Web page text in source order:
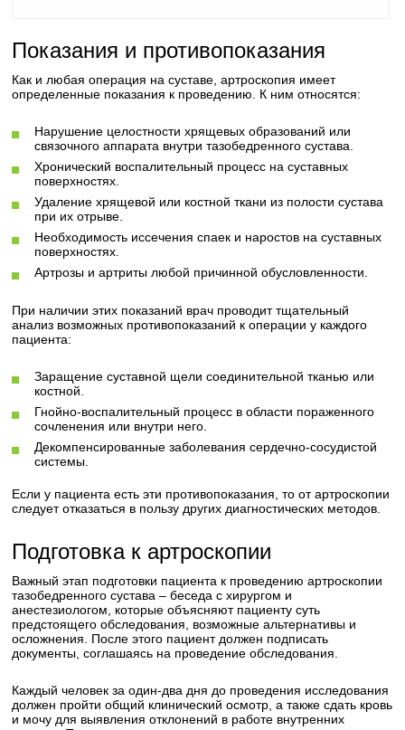
Показания и противопоказания
Как и любая операция на суставе, артроскопия имеет
определенные показания к проведению. К ним относятся:
Нарушение целостности хрящевых образований или
связочного аппарата внутри тазобедренного сустава.
Хронический воспалительный процесс на суставных
поверхностях.
Удаление хрящевой или костной ткани из полости сустава
при их отрыве.
Необходимость иссечения спаек и наростов на суставных
поверхностях.
Артрозы и артриты любой причинной обусловленности.
При наличии этих показаний врач проводит тщательный
анализ возможных противопоказаний к операции у каждого
пациента:
Заращение суставной щели соединительной тканью или
костной.
Гнойно-воспалительный процесс в области пораженного
сочленения или внутри него.
Декомпенсированные заболевания сердечно-сосудистой
системы.
Если у пациента есть эти противопоказания, то от артроскопии
следует отказаться в пользу других диагностических методов.
Подготовка к артроскопии
Важный этап подготовки пациента к проведению артроскопии
тазобедренного сустава – беседа с хирургом и
анестезиологом, которые объясняют пациенту суть
предстоящего обследования, возможные альтернативы и
осложнения. После этого пациент должен подписать
документы, соглашаясь на проведение обследования.
Каждый человек за один-два дня до проведения исследования
должен пройти общий клинический осмотр, а также сдать кровь
и мочу для выявления отклонений в работе внутренних